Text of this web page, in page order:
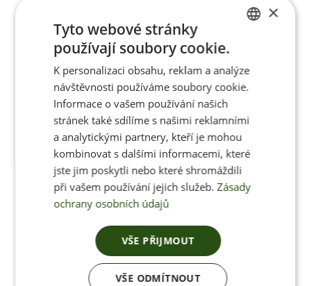
Poradíme vám s
výběrem
Po-Pá 8:00 – 17:00
Jan Pančocha
ENGLISH
×
Tyto webové stránky
používají soubory cookie.
K personalizaci obsahu, reklam a analýze
návštěvnosti používáme soubory cookie.
Informace o vašem používání našich
stránek také sdílíme s našimi reklamními
a analytickými partnery, kteří je mohou
kombinovat s dalšími informacemi, které
jste jim poskytli nebo které shromáždili
při vašem používání jejich služeb. Zásady
ochrany osobních údajů
VŠE PŘIJMOUT
VŠE ODMÍTNOUT